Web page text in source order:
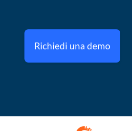
Richiedi una demo